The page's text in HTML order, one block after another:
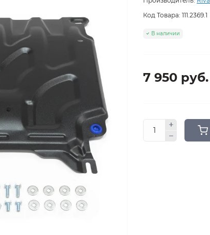
Код Товара: 111.2369.1
В наличии
7 950 руб.